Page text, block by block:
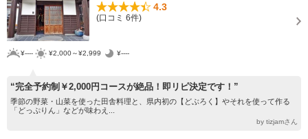
4.3
(口コミ 6件)
¥---- ¥2,000～¥2,999 ¥----
“完全予約制￥2,000円コースが絶品！即リピ決定です！”
季節の野菜・山菜を使った田舎料理と、県内初の【どぶろく】やそれを使って作る
「どっぷりん」などが味わえ...
by tizjamさん